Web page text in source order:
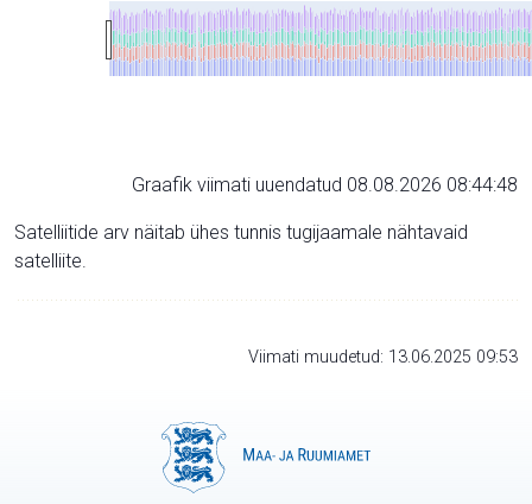
Graafik viimati uuendatud 08.08.2026 08:44:48
Satelliitide arv näitab ühes tunnis tugijaamale nähtavaid
satelliite.
Viimati muudetud: 13.06.2025 09:53